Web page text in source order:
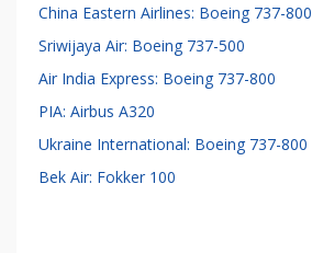
China Eastern Airlines: Boeing 737-800
Sriwijaya Air: Boeing 737-500
Air India Express: Boeing 737-800
PIA: Airbus A320
Ukraine International: Boeing 737-800
Bek Air: Fokker 100